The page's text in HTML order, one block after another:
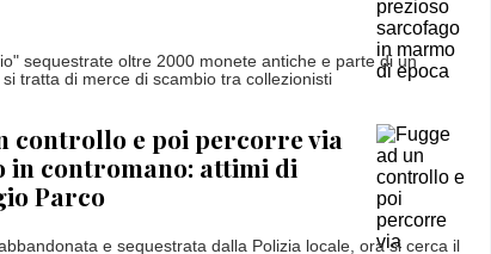
sequestrate oltre 2000 monete antiche e parte di un
tratta di merce di scambio tra collezionisti
controllo e poi percorre via
in contromano: attimi di
Parco
e sequestrata dalla Polizia locale, ora si cerca il